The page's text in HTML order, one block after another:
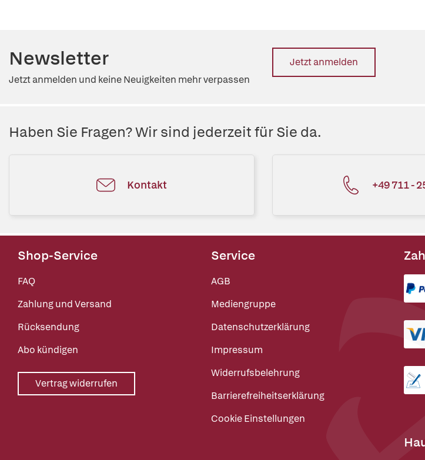
Newsletter
Jetzt anmelden und keine Neuigkeiten mehr verpassen
Jetzt anmelden
Haben Sie Fragen? Wir sind jederzeit für Sie da.
Kontakt +49 711 -
Shop-Service
FAQ
Zahlung und Versand
Rücksendung
Abo kündigen
Vertrag widerrufen
Service
AGB
Mediengruppe
Datenschutzerklärung
Impressum
Widerrufsbelehrung
Barrierefreiheitserklärung
Cookie Einstellungen